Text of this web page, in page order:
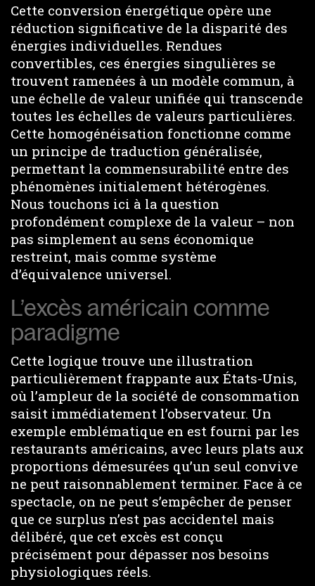
Cette conversion énergétique opère une
réduction significative de la disparité des
énergies individuelles. Rendues
convertibles, ces énergies singulières se
trouvent ramenées à un modèle commun, à
une échelle de valeur unifiée qui transcende
toutes les échelles de valeurs particulières.
Cette homogénéisation fonctionne comme
un principe de traduction généralisée,
permettant la commensurabilité entre des
phénomènes initialement hétérogènes.
Nous touchons ici à la question
profondément complexe de la valeur – non
pas simplement au sens économique
restreint, mais comme système
d’équivalence universel.
L’excès américain comme
paradigme
Cette logique trouve une illustration
particulièrement frappante aux États-Unis,
où l’ampleur de la société de consommation
saisit immédiatement l’observateur. Un
exemple emblématique en est fourni par les
restaurants américains, avec leurs plats aux
proportions démesurées qu’un seul convive
ne peut raisonnablement terminer. Face à ce
spectacle, on ne peut s’empêcher de penser
que ce surplus n’est pas accidentel mais
délibéré, que cet excès est conçu
précisément pour dépasser nos besoins
physiologiques réels.